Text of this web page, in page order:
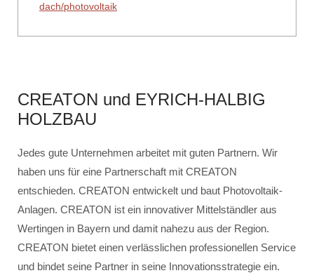
dach/photovoltaik
CREATON und EYRICH-HALBIG
HOLZBAU
Jedes gute Unternehmen arbeitet mit guten Partnern. Wir
haben uns für eine Partnerschaft mit CREATON
entschieden. CREATON entwickelt und baut Photovoltaik-
Anlagen. CREATON ist ein innovativer Mittelständler aus
Wertingen in Bayern und damit nahezu aus der Region.
CREATON bietet einen verlässlichen professionellen Service
und bindet seine Partner in seine Innovationsstrategie ein.